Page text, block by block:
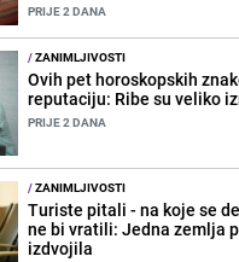
PRIJE 2 DANA
/ZANIMLJIVOSTI
Ovih pet horoskopskih
reputaciju: Ribe su veliko
PRIJE 2 DANA
/ZANIMLJIVOSTI
Turiste pitali - na koje se
ne bi vratili: Jedna zemlja
izdvojila